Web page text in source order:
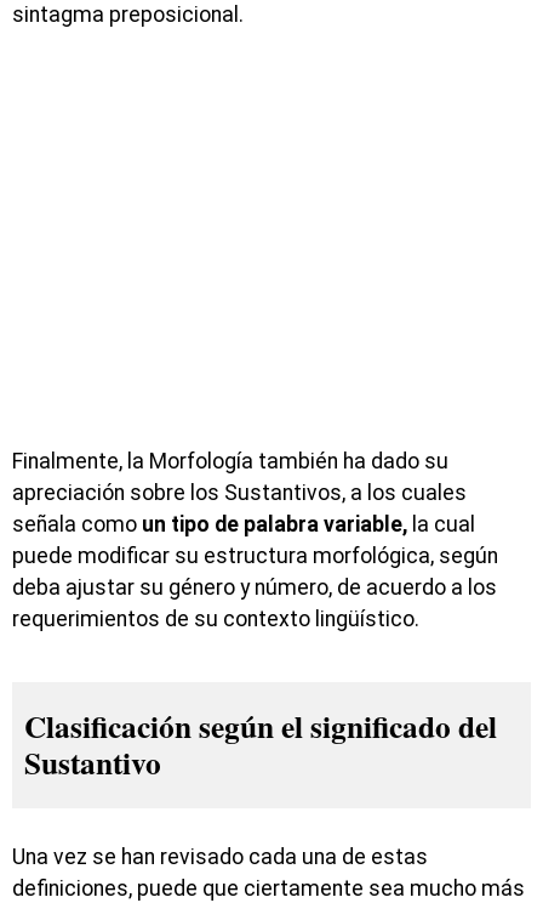
sintagma preposicional.
Finalmente, la Morfología también ha dado su
apreciación sobre los Sustantivos, a los cuales
señala como un tipo de palabra variable, la cual
puede modificar su estructura morfológica, según
deba ajustar su género y número, de acuerdo a los
requerimientos de su contexto lingüístico.
Clasificación según el significado del
Sustantivo
Una vez se han revisado cada una de estas
definiciones, puede que ciertamente sea mucho más